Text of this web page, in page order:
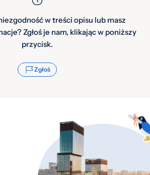
w treści opisu lub masz
Zgłoś je nam, klikając w poniższy
przycisk.
Zgłoś